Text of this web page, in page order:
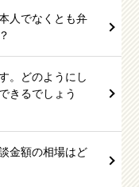
人でなくとも弁
。どのようにし
きるでしょう
金額の相場はど